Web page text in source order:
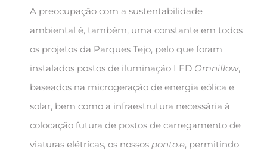
A preocupação com a sustentabilidade
ambiental é, também, uma constante em todos
os projetos da Parques Tejo, pelo que foram
instalados postos de iluminação LED Omniflow,
baseados na microgeração de energia eólica e
solar, bem como a infraestrutura necessária à
colocação futura de postos de carregamento de
viaturas elétricas, os nossos ponto.e, permitindo